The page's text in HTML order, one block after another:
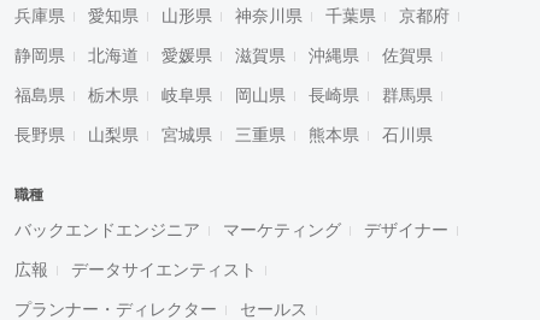
兵庫県 愛知県 山形県 神奈川県 千葉県 京都府
静岡県 北海道 愛媛県 滋賀県 沖縄県 佐賀県
福島県 栃木県 岐阜県 岡山県 長崎県 群馬県
長野県 山梨県 宮城県 三重県 熊本県 石川県
職種
バックエンドエンジニア マーケティング デザイナー
広報 データサイエンティスト
プランナー・ディレクター セールス